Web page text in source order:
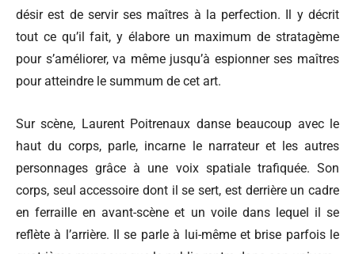
désir est de servir ses maîtres à la perfection. Il y décrit
tout ce qu’il fait, y élabore un maximum de stratagème
pour s’améliorer, va même jusqu’à espionner ses maîtres
pour atteindre le summum de cet art.
Sur scène, Laurent Poitrenaux danse beaucoup avec le
haut du corps, parle, incarne le narrateur et les autres
personnages grâce à une voix spatiale trafiquée. Son
corps, seul accessoire dont il se sert, est derrière un cadre
en ferraille en avant-scène et un voile dans lequel il se
reflète à l’arrière. Il se parle à lui-même et brise parfois le